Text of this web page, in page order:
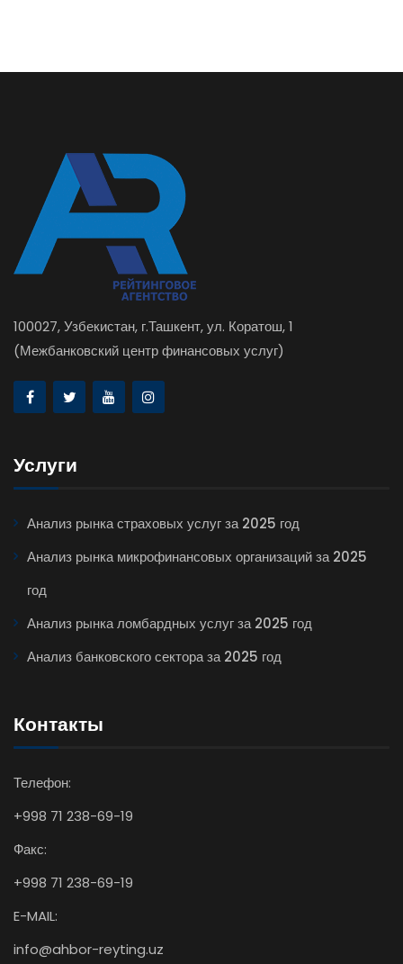
100027, Узбекистан, г.Ташкент, ул. Коратош, 1
(Межбанковский центр финансовых услуг)
Услуги
Анализ рынка страховых услуг за 2025 год
Анализ рынка микрофинансовых организаций за 2025
год
Анализ рынка ломбардных услуг за 2025 год
Анализ банковского сектора за 2025 год
Контакты
Телефон:
+998 71 238-69-19
Факс:
+998 71 238-69-19
E-MAIL:
info@ahbor-reyting.uz